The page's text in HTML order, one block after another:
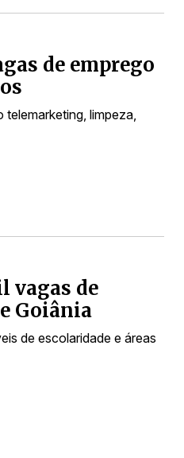
de emprego
limpeza,
vagas de
Goiânia
de escolaridade e áreas